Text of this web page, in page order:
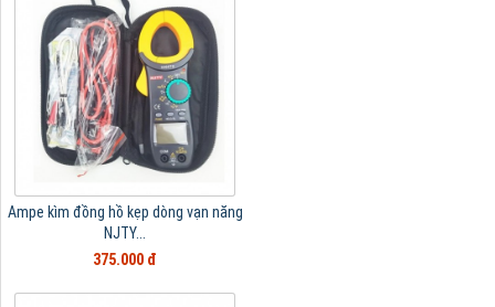
Ampe kìm đồng hồ kẹp dòng vạn năng
NJTY...
375.000 đ